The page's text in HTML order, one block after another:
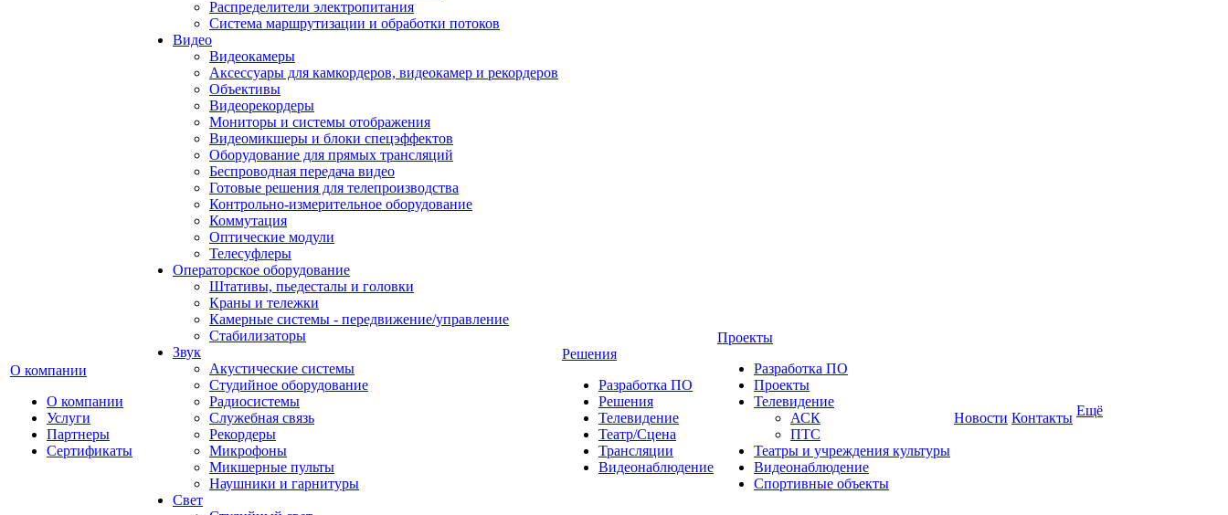
О компании
О компании
Услуги
Партнеры
Сертификаты
Распределители электропитания
Система маршрутизации и обработки потоков
Видео
Видеокамеры
Аксессуары для камкордеров, видеокамер и рекордеров
Объективы
Видеорекордеры
Мониторы и системы отображения
Видеомикшеры и блоки спецэффектов
Оборудование для прямых трансляций
Беспроводная передача видео
Готовые решения для телепроизводства
Контрольно-измерительное оборудование
Коммутация
Оптические модули
Телесуфлеры
Операторское оборудование
Штативы, пьедесталы и головки
Краны и тележки
Камерные системы - передвижение/управление
Стабилизаторы
Звук
Акустические системы
Студийное оборудование
Радиосистемы
Служебная связь
Рекордеры
Микрофоны
Микшерные пульты
Наушники и гарнитуры
Свет
Решения
Разработка ПО
Решения
Телевидение
Театр/Сцена
Трансляции
Видеонаблюдение
Проекты
Разработка ПО
Проекты
Телевидение
АСК
ПТС
Театры и учреждения культуры
Видеонаблюдение
Спортивные объекты
Новости Контакты Ещё